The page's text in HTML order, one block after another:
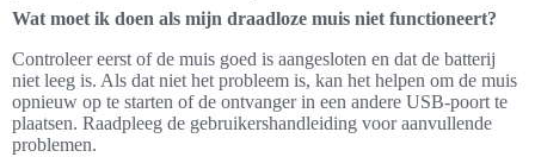
Wat moet ik doen als mijn draadloze muis niet functioneert?
Controleer eerst of de muis goed is aangesloten en dat de batterij
niet leeg is. Als dat niet het probleem is, kan het helpen om de muis
opnieuw op te starten of de ontvanger in een andere USB-poort te
plaatsen. Raadpleeg de gebruikershandleiding voor aanvullende
problemen.